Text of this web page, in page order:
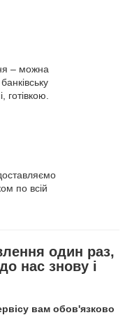
– можна
готівкою.
по всій
один раз,
нас знову і
вам обов'язково